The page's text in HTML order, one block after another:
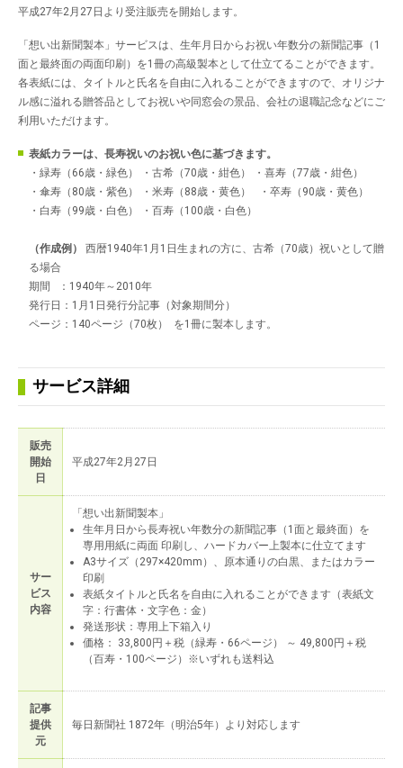
平成27年2月27日より受注販売を開始します。
「想い出新聞製本」サービスは、生年月日からお祝い年数分の新聞記事（1
面と最終面の両面印刷）を1冊の高級製本として仕立てることができます。
各表紙には、タイトルと氏名を自由に入れることができますので、オリジナ
ル感に溢れる贈答品としてお祝いや同窓会の景品、会社の退職記念などにご
利用いただけます。
表紙カラーは、長寿祝いのお祝い色に基づきます。
・緑寿（66歳・緑色） ・古希（70歳・紺色） ・喜寿（77歳・紺色）
・傘寿（80歳・紫色） ・米寿（88歳・黄色） ・卒寿（90歳・黄色）
・白寿（99歳・白色） ・百寿（100歳・白色）
（作成例） 西暦1940年1月1日生まれの方に、古希（70歳）祝いとして贈
る場合
期間 ：1940年～2010年
発行日：1月1日発行分記事（対象期間分）
ページ：140ページ（70枚） を1冊に製本します。
サービス詳細
販売
開始
日
平成27年2月27日
サー
ビス
内容
「想い出新聞製本」
生年月日から長寿祝い年数分の新聞記事（1面と最終面）を
専用用紙に両面 印刷し、ハードカバー上製本に仕立てます
A3サイズ（297×420mm）、原本通りの白黒、またはカラー
印刷
表紙タイトルと氏名を自由に入れることができます（表紙文
字：行書体・文字色：金）
発送形状：専用上下箱入り
価格： 33,800円＋税（緑寿・66ページ） ～ 49,800円＋税
（百寿・100ページ）※いずれも送料込
記事
提供
元
毎日新聞社 1872年（明治5年）より対応します